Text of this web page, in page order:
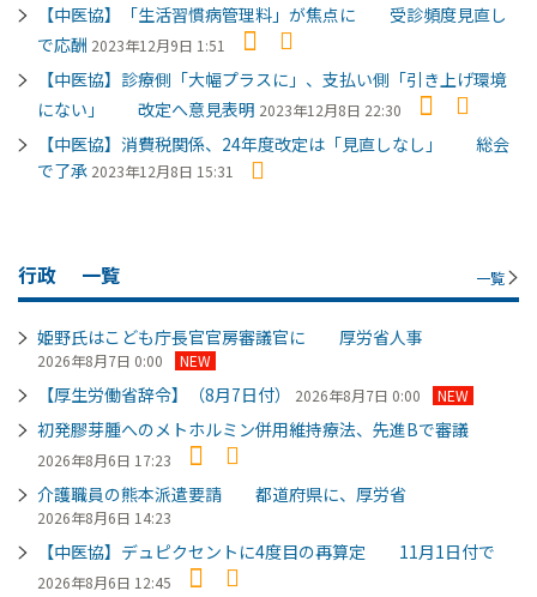
【中医協】「生活習慣病管理料」が焦点に 受診頻度見直し
で応酬 2023年12月9日 1:51
【中医協】診療側「大幅プラスに」、支払い側「引き上げ環境
にない」 改定へ意見表明 2023年12月8日 22:30
【中医協】消費税関係、24年度改定は「見直しなし」 総会
で了承 2023年12月8日 15:31
行政 一覧 一覧
姫野氏はこども庁長官官房審議官に 厚労省人事
2026年8月7日 0:00 NEW
【厚生労働省辞令】（8月7日付） 2026年8月7日 0:00 NEW
初発膠芽腫へのメトホルミン併用維持療法、先進Bで審議
2026年8月6日 17:23
介護職員の熊本派遣要請 都道府県に、厚労省
2026年8月6日 14:23
【中医協】デュピクセントに4度目の再算定 11月1日付で
2026年8月6日 12:45